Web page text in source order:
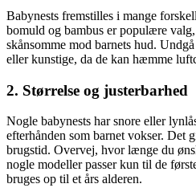
Babynests fremstilles i mange
bomuld og bambus er populære
skånsomme mod barnets hud.
eller kunstige, da de kan hæmme
2. Størrelse og justerbarhed
Nogle babynests har snore eller
efterhånden som barnet vokser. Det
brugstid. Overvej, hvor længe du
nogle modeller passer kun til de
bruges op til et års alderen.